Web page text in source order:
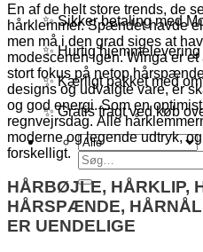
✨ Sikker betaling med
✨ Hurtig
✨ Kærligt pakket med
✨ Gratis fragt ved køb
Søg
efter:
En af de helt store trends, de
hårklemmer. Spændet havde
men må i den grad siges at
modescenen igen. Winga er
stort fokus på netop
designs og udvalgte vare, er
og god energi. Som en
regnvejrsdag. Alle
moderne og legende udtryk,
forskelligt.
HÅRBØJLE, HÅRKLIP,
HÅRSPÆNDE,
ER UENDELIGE